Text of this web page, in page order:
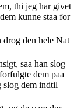
thi jeg har givet
kunne staa for
drog den hele Nat
saa han slog
dem paa
slog dem indtil